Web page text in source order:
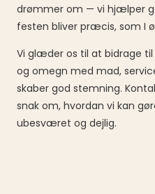
drømmer om — vi hjælper
festen bliver præcis, som I
Vi glæder os til at bidrage til
og omegn med mad,
skaber god stemning.
snak om, hvordan vi kan
ubesværet og dejlig.